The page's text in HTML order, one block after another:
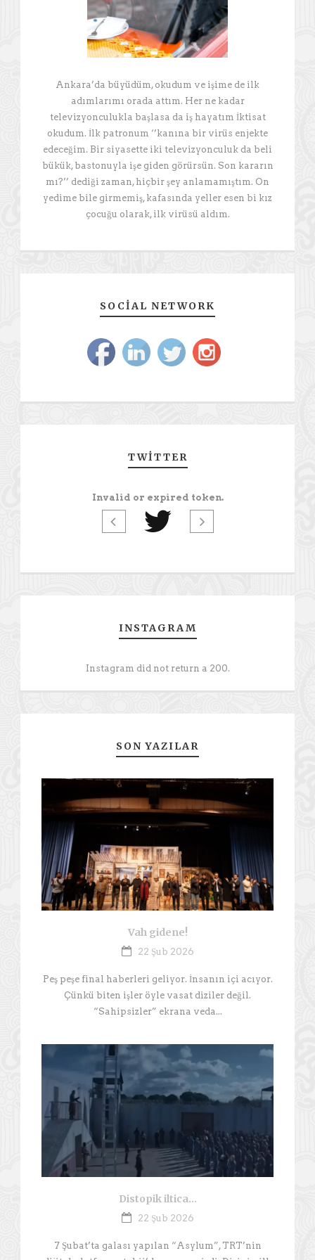
Ankara’da büyüdüm, okudum ve işime de ilk
adımlarımı orada attım. Her ne kadar
televizyonculukla başlasa da iş hayatım İktisat
okudum. İlk patronum ‘’kanına bir virüs enjekte
edeceğim. Bir siyasette iki televizyonculuk da beli
bükük, bastonuyla işe giden görürsün. Son kararın
mı?’’ dediği zaman, hiçbir şey anlamamıştım. On
yedime bile girmemiş, kafasında yeller esen bi kız
çocuğu olarak, ilk virüsü aldım.
SOCIAL NETWORK
TWITTER
Invalid or expired token.
INSTAGRAM
Instagram did not return a 200.
SON YAZILAR
Vah gidene!
22 Şub 2026
Peş peşe final haberleri geliyor. İnsanın içi acıyor.
Çünkü biten işler öyle vasat diziler değil.
“Sahipsizler” ekrana veda...
Distopik iltica…
22 Şub 2026
7 Şubat’ta galası yapılan “Asylum”, TRT’nin